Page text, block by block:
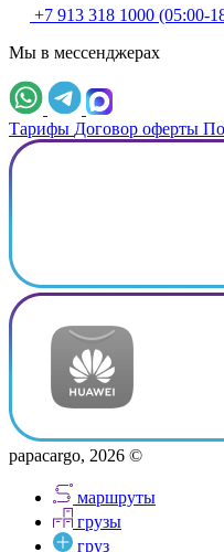
+7 913 318 1000 (05:00-
Мы в мессенджерах
Тарифы Договор оферты
papacargo, 2026 ©
маршруты
грузы
груз